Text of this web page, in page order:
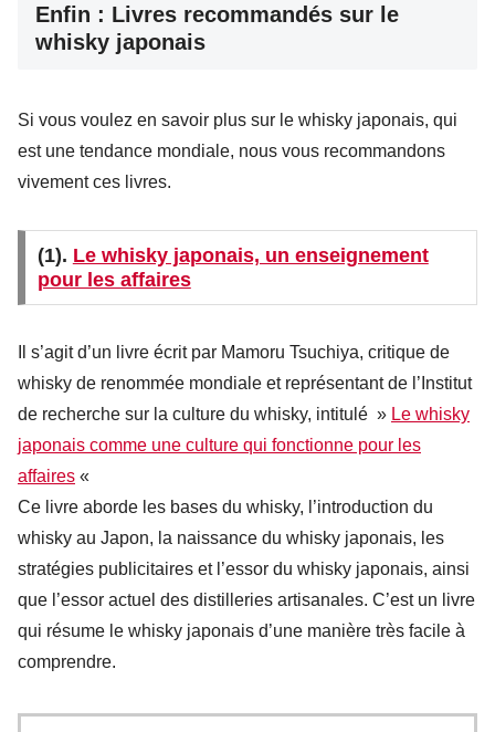
Enfin : Livres recommandés sur le
whisky japonais
Si vous voulez en savoir plus sur le whisky japonais, qui
est une tendance mondiale, nous vous recommandons
vivement ces livres.
(1). Le whisky japonais, un enseignement
pour les affaires
Il s’agit d’un livre écrit par Mamoru Tsuchiya, critique de
whisky de renommée mondiale et représentant de l’Institut
de recherche sur la culture du whisky, intitulé » Le whisky
japonais comme une culture qui fonctionne pour les
affaires «
Ce livre aborde les bases du whisky, l’introduction du
whisky au Japon, la naissance du whisky japonais, les
stratégies publicitaires et l’essor du whisky japonais, ainsi
que l’essor actuel des distilleries artisanales. C’est un livre
qui résume le whisky japonais d’une manière très facile à
comprendre.